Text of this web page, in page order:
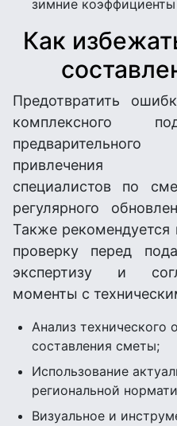
зимние
Как
Предотвратить
комплексного
привлечения
специалистов по
регулярного
Также
проверку перед
экспертизу и
моменты с
Анализ технического
составления сметы;
Использование
региональной
Визуальное и